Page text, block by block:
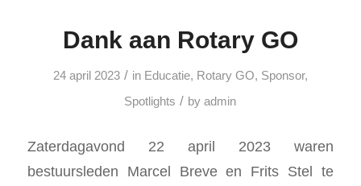
Dank aan Rotary GO
24 april 2023 / in Educatie, Rotary GO, Sponsor,
Spotlights / byadmin
Zaterdagavond 22 april 2023 waren
bestuursleden Marcel Breve en Frits Stel te